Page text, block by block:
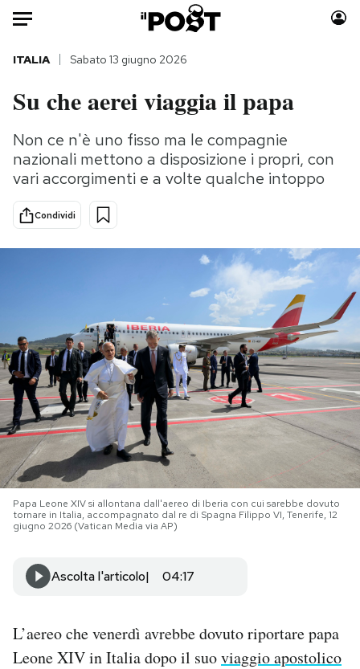
Auto
HOME
Mondo
Politica
Tecnologia
Internet
Scienza
Libri
Consumismi
Media
Europa
Altrecose
Mondiali calcio 2026
PODCAST
NEWSLETTER
I MIEI PREFERITI
AREA PERSONALE
ITALIA Sabato 13 giugno 2026
Su che aerei viaggia il papa
Non ce n'è uno fisso ma le compagnie
nazionali mettono a disposizione i propri, con
vari accorgimenti e a volte qualche intoppo
Condividi
Papa Leone XIV si allontana dall'aereo di Iberia con cui sarebbe dovuto
tornare in Italia, accompagnato dal re di Spagna Filippo VI, Tenerife, 12
giugno 2026 (Vatican Media via AP)
Ascolta l'articolo 04:17
L’aereo che venerdì avrebbe dovuto riportare papa
Leone XIV in Italia dopo il suoviaggio apostolico